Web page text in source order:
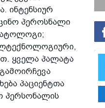
ინტენსიურ
პეროსნალი
ყველა პალატა
პაციენტთა
პერსონალის